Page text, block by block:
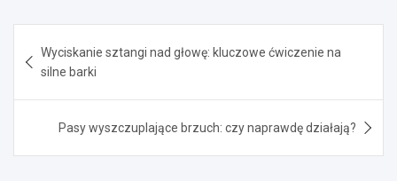
wpisu
Wyciskanie sztangi nad głowę: kluczowe ćwiczenie na
silne barki
Pasy wyszczuplające brzuch: czy naprawdę działają?